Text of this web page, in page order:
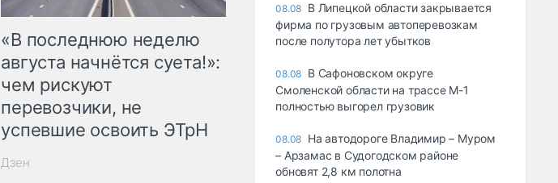
«В последнюю неделю
августа начнётся суета!»:
чем рискуют
перевозчики, не
успевшие освоить ЭТрН
Дзен
08.08 В Липецкой области закрывается
фирма по грузовым автоперевозкам
после полутора лет убытков
08.08 В Сафоновском округе
Смоленской области на трассе М-1
полностью выгорел грузовик
08.08 На автодороге Владимир – Муром
– Арзамас в Судогодском районе
обновят 2,8 км полотна